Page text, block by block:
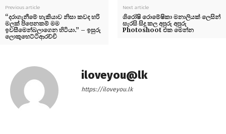
Previous article
“දරාගැනීමේ හැකියාව නිසා කවද හරි
මලක් පිපෙනකම් මම
ඉවසීමෙන්බලාගෙන හිටියා.” – ඉසුරු
ලොකුහෙට්ටිආරච්චි
Next article
ශිරෝෂි රොමේෂිකා මනාලියක් ලෙසින්
සැරසි සිදු කල අපුරු අපුරු
Photoshoot එක මෙන්න
iloveyou@lk
https://iloveyou.lk